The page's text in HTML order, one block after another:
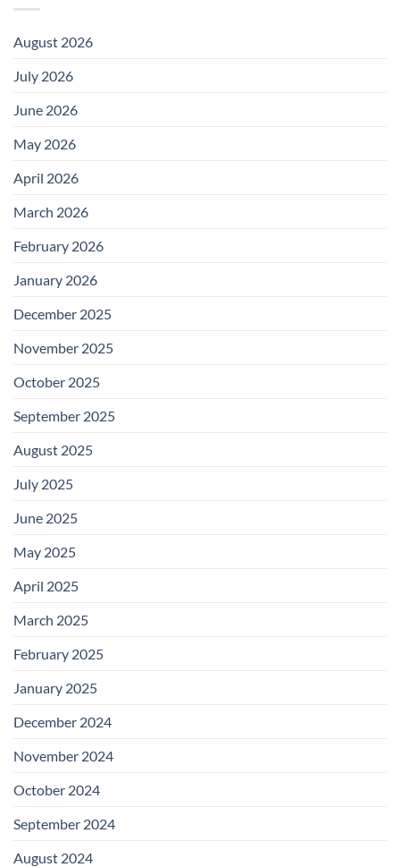
August 2026
July 2026
June 2026
May 2026
April 2026
March 2026
February 2026
January 2026
December 2025
November 2025
October 2025
September 2025
August 2025
July 2025
June 2025
May 2025
April 2025
March 2025
February 2025
January 2025
December 2024
November 2024
October 2024
September 2024
August 2024